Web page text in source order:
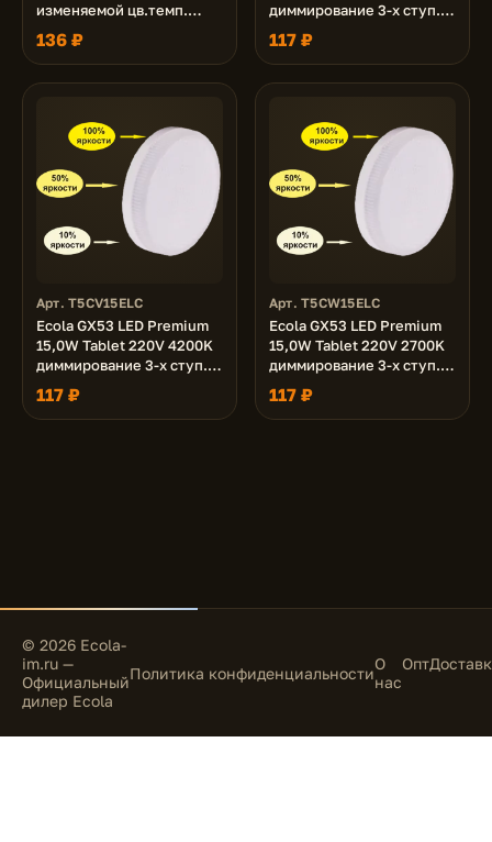
изменяемой цв.темп.
(2700/4200/6000K)
матовая 27x75
136 ₽
диммирование 3-х ступ.
(100% -50% - 10% )
матовая 27x75
117 ₽
Арт. T5CV15ELC
Ecola GX53 LED Premium
15,0W Tablet 220V 4200K
диммирование 3-х ступ.
(100% -50% - 10% )
матовая 27x75
117 ₽
Арт. T5CW15ELC
Ecola GX53 LED Premium
15,0W Tablet 220V 2700K
диммирование 3-х ступ.
(100% -50% - 10% )
матовая 27x75
117 ₽
© 2026 Ecola-
im.ru —
Официальный
дилер Ecola
Политика конфиденциальностиО
нас
Опт